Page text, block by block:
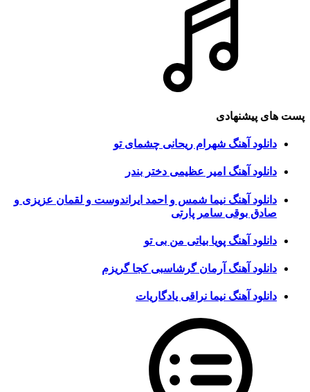
پست های پیشنهادی
دانلود آهنگ شهرام ریحانی چشمای تو
دانلود آهنگ امیر عظیمی دختر بندر
دانلود آهنگ نیما شمس و احمد ایراندوست و لقمان عزیزی و
صادق بوقی سامر پارتی
دانلود آهنگ پویا بیاتی من بی تو
دانلود آهنگ آرمان گرشاسبی کجا گریزم
دانلود آهنگ نیما نراقی یادگاریات